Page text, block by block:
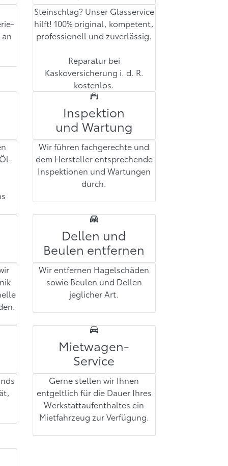
Steinschlag? Unser Glasservice
hilft! 100% original, kompetent,
professionell und zuverlässig.
Reparatur bei
Kaskoversicherung i. d. R.
kostenlos.
Inspektion
und Wartung
Wir führen fachgerechte und
dem Hersteller entsprechende
Inspektionen und Wartungen
durch.
Dellen und
Beulen entfernen
Wir entfernen Hagelschäden
sowie Beulen und Dellen
jeglicher Art.
Mietwagen-
Service
Gerne stellen wir Ihnen
entgeltlich für die Dauer Ihres
Werkstattaufenthaltes ein
Mietfahrzeug zur Verfügung.